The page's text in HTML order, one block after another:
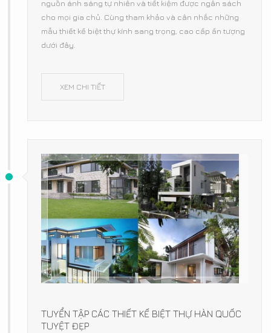
nguồn ánh sáng tự nhiên và tiết kiệm được ngân sách
cho mọi gia chủ. Cùng tham khảo và cân nhắc những
mẫu thiết kế biệt thự kính sang trọng, cao cấp ấn tượng
dưới đây.
XEM CHI TIẾT
TUYỂN TẬP CÁC THIẾT KẾ BIỆT THỰ HÀN QUỐC
TUYỆT ĐẸP